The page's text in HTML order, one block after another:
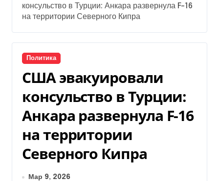
консульство в Турции: Анкара развернула F-16
на территории Северного Кипра
Политика
США эвакуировали
консульство в Турции:
Анкара развернула F-16
на территории
Северного Кипра
Мар 9, 2026